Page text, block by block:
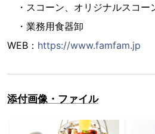
・スコーン、オリジナルスコー
・業務用食器卸
WEB： https://www.famfam.jp
添付画像・ファイル